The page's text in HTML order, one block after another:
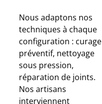
Nous adaptons nos
techniques à chaque
configuration : curage
préventif, nettoyage
sous pression,
réparation de joints.
Nos artisans
interviennent